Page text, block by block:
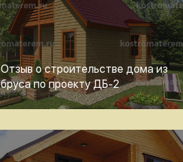
Отзыв о строительстве дома из
бруса по проекту ДБ-2